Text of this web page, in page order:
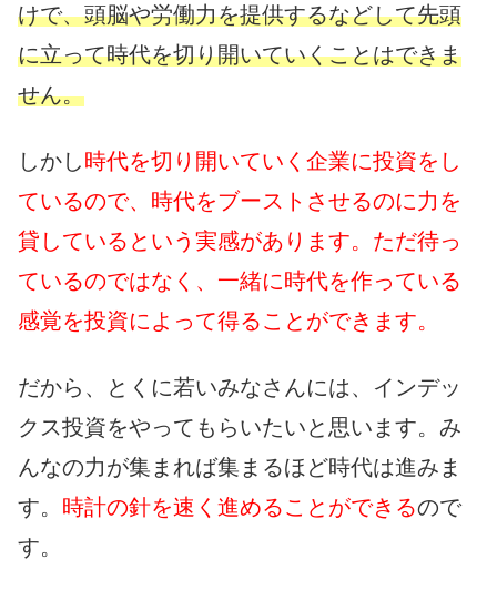
けで、頭脳や労働力を提供するなどして先頭
に立って時代を切り開いていくことはできま
せん。
しかし時代を切り開いていく企業に投資をし
ているので、時代をブーストさせるのに力を
貸しているという実感があります。ただ待っ
ているのではなく、一緒に時代を作っている
感覚を投資によって得ることができます。
だから、とくに若いみなさんには、インデッ
クス投資をやってもらいたいと思います。み
んなの力が集まれば集まるほど時代は進みま
す。 時計の針を速く進めることができるので
す。